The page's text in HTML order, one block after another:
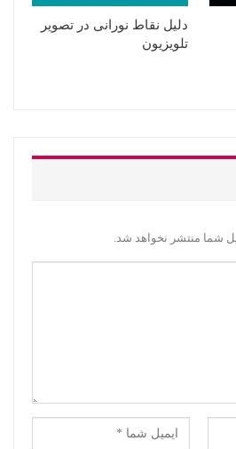
دلیل نقاط نورانی در تصویر
تلویزیون
شما منتشر نخواهد شد.